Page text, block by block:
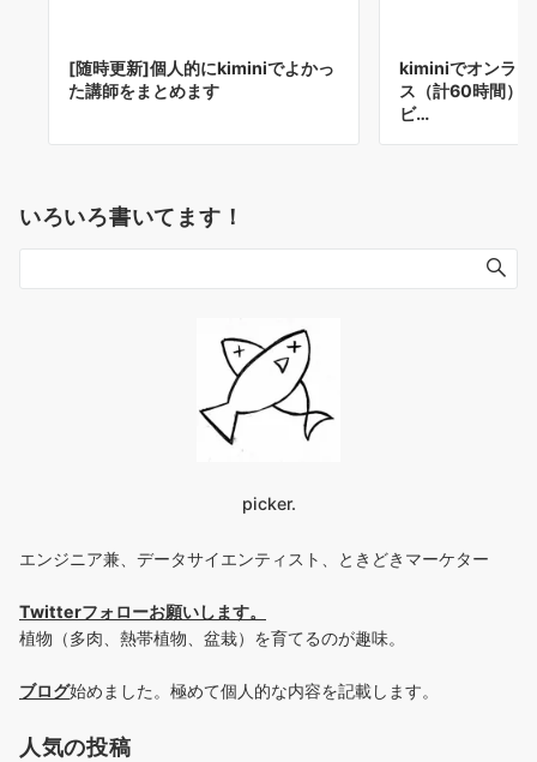
[随時更新]個人的にkiminiでよかっ
た講師をまとめます
kiminiでオンライ
ス（計60時間）
ビ…
いろいろ書いてます！
picker.
エンジニア兼、データサイエンティスト、ときどきマーケター
Twitterフォローお願いします。
植物（多肉、熱帯植物、盆栽）を育てるのが趣味。
ブログ始めました。極めて個人的な内容を記載します。
人気の投稿